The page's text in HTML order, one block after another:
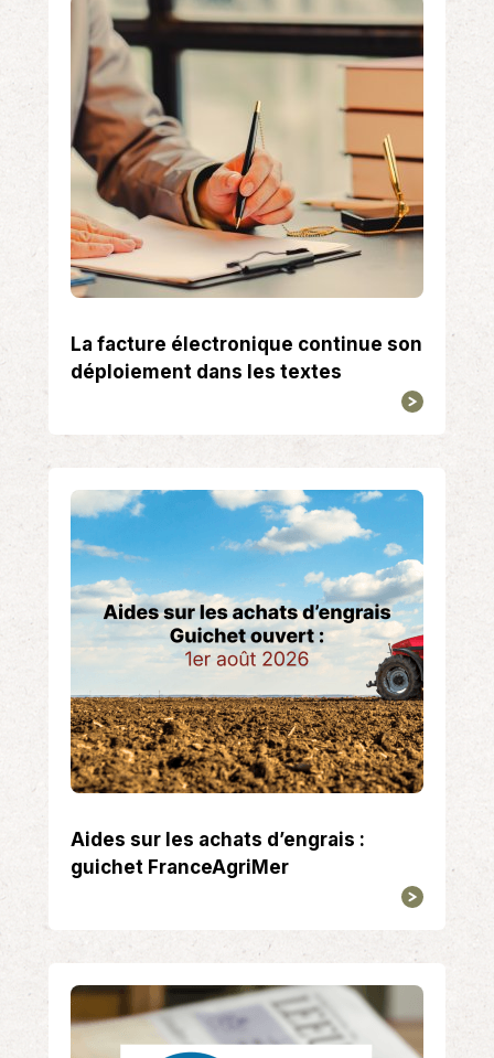
La facture électronique continue son
déploiement dans les textes
Aides sur les achats d’engrais :
guichet FranceAgriMer